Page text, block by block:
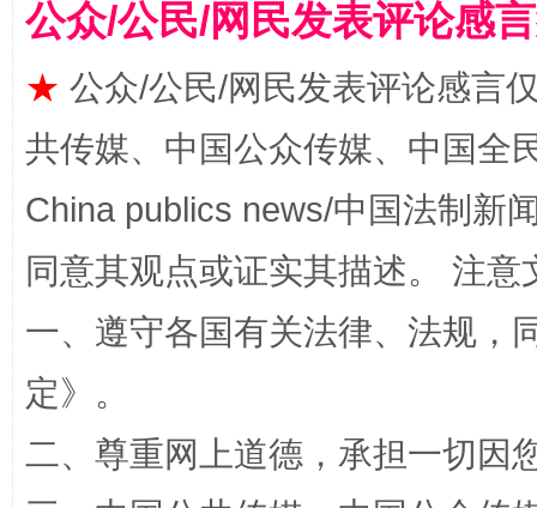
扯下公款旅游的“隐身衣” 如何以
公众/公民/网民发表评论感
★ 公众/公民/网民发表评论感言
共传媒、中国公众传媒、中国全
China publics news/中国法制新
同意其观点或证实其描述。 注
一、遵守各国有关法律、法规，
定》。
二、尊重网上道德，承担一切因